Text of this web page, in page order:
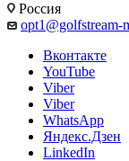
Россия
opt1@golfstream-
Вконтакте
YouTube
Viber
Viber
WhatsApp
Яндекс.Дзен
LinkedIn